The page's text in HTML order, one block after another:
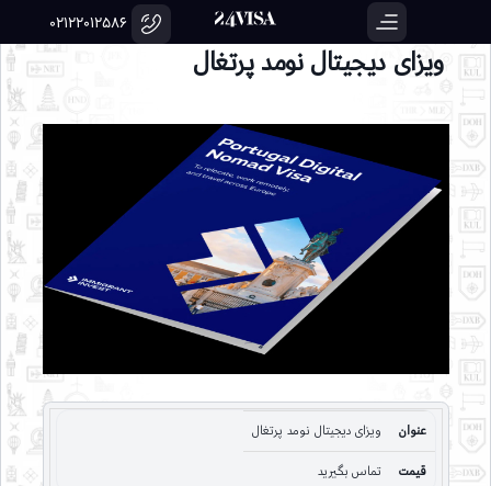
02122012586
ویزای دیجیتال نومد پرتغال
عنوان
ویزای دیجیتال نومد پرتغال
قیمت
تماس بگیرید